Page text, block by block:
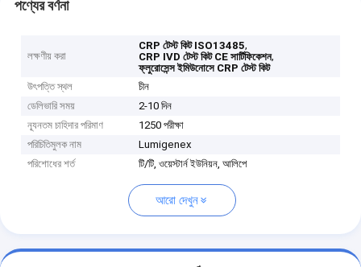
পণ্যের বর্ণনা
লক্ষণীয় করা
CRP টেস্ট কিট ISO13485,
CRP IVD টেস্ট কিট CE সার্টিফিকেশন,
ফ্লুরোসেন্স ইমিউনোসে CRP টেস্ট কিট
উৎপত্তি স্থল
চীন
ডেলিভারি সময়
2-10 দিন
ন্যূনতম চাহিদার পরিমাণ
1250 পরীক্ষা
পরিচিতিমুলক নাম
Lumigenex
পরিশোধের শর্ত
টি/টি, ওয়েস্টার্ন ইউনিয়ন, আলিপে
আরো দেখুন